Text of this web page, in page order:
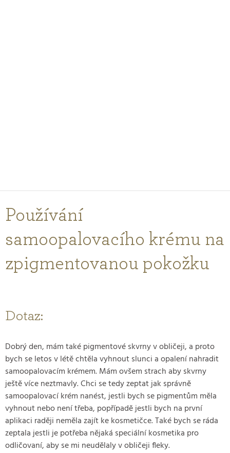
Používání
samoopalovacího krému na
zpigmentovanou pokožku
Dotaz:
Dobrý den, mám také pigmentové skvrny v obličeji, a proto
bych se letos v létě chtěla vyhnout slunci a opalení nahradit
samoopalovacím krémem. Mám ovšem strach aby skvrny
ještě více neztmavly. Chci se tedy zeptat jak správně
samoopalovací krém nanést, jestli bych se pigmentům měla
vyhnout nebo není třeba, popřípadě jestli bych na první
aplikaci raději neměla zajít ke kosmetičce. Také bych se ráda
zeptala jestli je potřeba nějaká speciální kosmetika pro
odličovaní, aby se mi neudělaly v obličeji fleky.